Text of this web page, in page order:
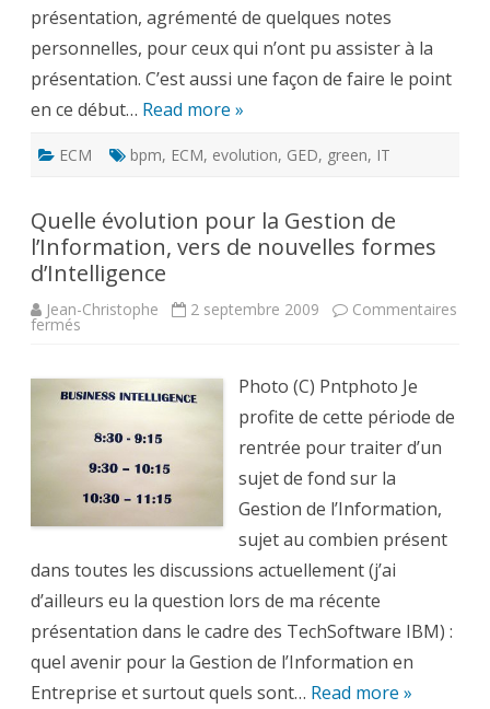
présentation, agrémenté de quelques notes
personnelles, pour ceux qui n’ont pu assister à la
présentation. C’est aussi une façon de faire le point
en ce début… Read more »
ECM bpm, ECM, evolution, GED, green, IT
Quelle évolution pour la Gestion de
l’Information, vers de nouvelles formes
d’Intelligence
Jean-Christophe 2 septembre 2009 Commentaires
fermés
la
Gestion
l’Information,
vers
de
nouvelles
formes
d’Intelligence
Photo (C) Pntphoto Je
profite de cette période de
rentrée pour traiter d’un
sujet de fond sur la
Gestion de l’Information,
sujet au combien présent
dans toutes les discussions actuellement (j’ai
d’ailleurs eu la question lors de ma récente
présentation dans le cadre des TechSoftware IBM) :
quel avenir pour la Gestion de l’Information en
Entreprise et surtout quels sont… Read more »